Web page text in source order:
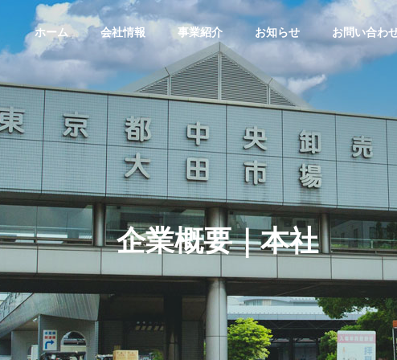
ホーム 会社情報 事業紹介 お知らせ お問い合わ
企業概要｜本社